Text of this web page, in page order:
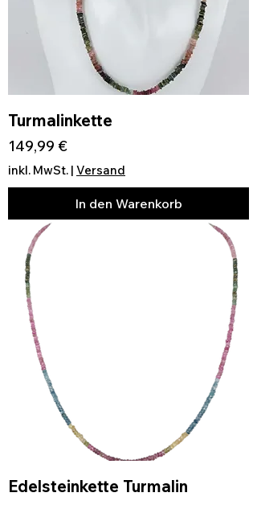
Turmalinkette
Preis
149,99 €
inkl. MwSt. | Versand
In den Warenkorb
Edelsteinkette Turmalin